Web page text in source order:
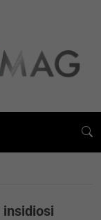
insidiosi